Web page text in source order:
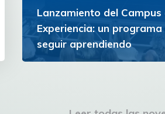
Lanzamiento del Campus
Experiencia: un
seguir aprendiendo